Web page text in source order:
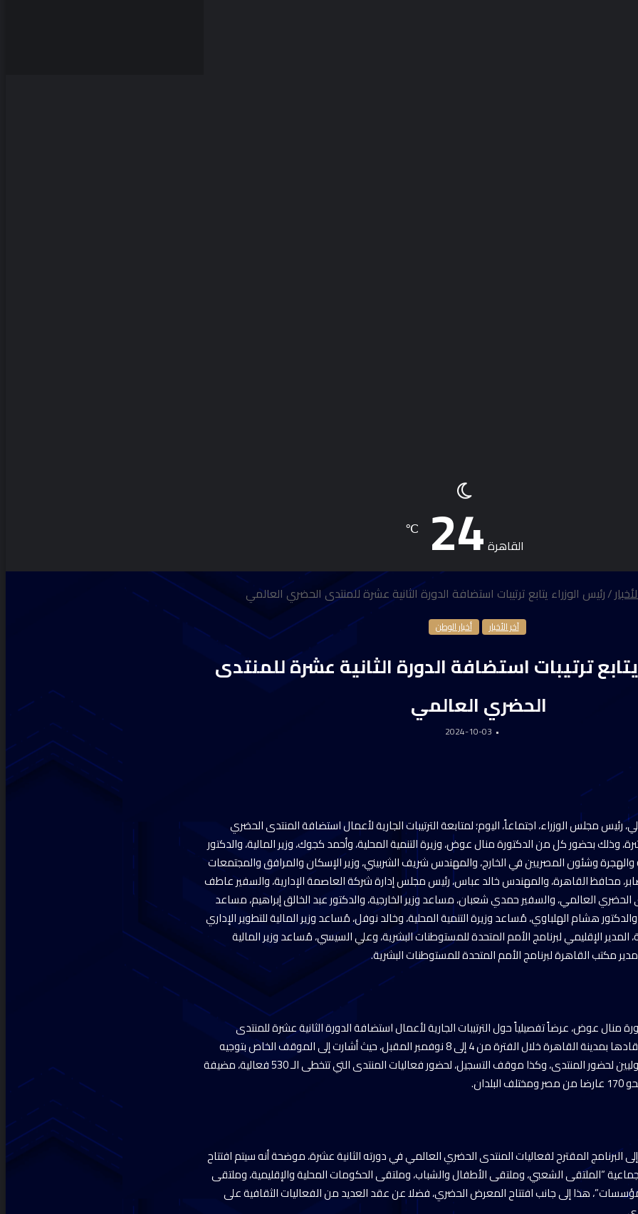
القاهرة 24
℃
/رئيس الوزراء يتابع ترتيبات استضافة الدورة الثانية عشرة للمنتدى الحضري العالمي
آخر الأخبار أخبار الوطن
ترتيبات استضافة الدورة الثانية عشرة للمنتدى
الحضري العالمي
2024-10-03
مجلس الوزراء، اجتماعاً، اليوم؛ لمتابعة الترتيبات الجارية لأعمال استضافة المنتدى الحضري
وذلك بحضور كل من الدكتورة منال عوض، وزيرة التنمية المحلية، وأحمد كجوك، وزير المالية، والدكتور
والهجرة وشئون المصريين في الخارج، والمهندس شريف الشربيني، وزير الإسكان والمرافق والمجتمعات
صابر، محافظ القاهرة، والمهندس خالد عباس، رئيس مجلس إدارة شركة العاصمة الإدارية، والسفير عاطف
العالمي، والسفير حمدي شعبان، مساعد وزير الخارجية، والدكتور عبد الخالق إبراهيم، مساعد
هشام الهلباوي، مُساعد وزيرة التنمية المحلية، وخالد نوفل، مُساعد وزير المالية للتطوير الإداري
المدير الإقليمي لبرنامج الأمم المتحدة للمستوطنات البشرية، وعلي السيسي، مُساعد وزير المالية
مكتب القاهرة لبرنامج الأمم المتحدة للمستوطنات البشرية.
منال عوض، عرضاً تفصيلياً حول الترتيبات الجارية لأعمال استضافة الدورة الثانية عشرة للمنتدى
الحضري العالمي، المقرر انعقادها بمدينة القاهرة خلال الفترة من 4 إلى 8 نوفمبر المقبل، حيث أشارت إلى الموقف الخاص بتوجيه
الدعوات لكبار المسئولين الدوليين لحضور المنتدى، وكذا موقف التسجيل، لحضور فعاليات المنتدى التي تتخطى الـ 530 فعالية، مضيفة
البرنامج المقترح لفعاليات المنتدى الحضري العالمي في دورته الثانية عشرة، موضحة أنه سيتم افتتاح
“الملتقى الشعبي، وملتقى الأطفال والشباب، وملتقى الحكومات المحلية والإقليمية، وملتقى
هذا إلى جانب افتتاح المعرض الحضري، فضلا عن عقد العديد من الفعاليات الثقافية على